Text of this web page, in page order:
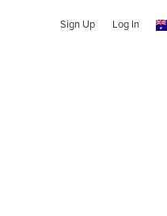
Sign Up Log In